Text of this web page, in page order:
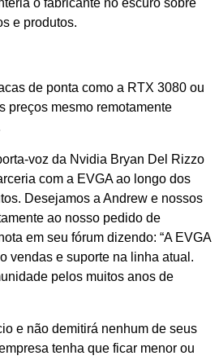
o fabricante no escuro sobre
e produtos.
de ponta como a RTX 3080 ou
preços mesmo remotamente
voz da Nvidia Bryan Del Rizzo
com a EVGA ao longo dos
Desejamos a Andrew e nossos
ao nosso pedido de
em seu fórum dizendo: “A EVGA
vendas e suporte na linha atual.
pelos muitos anos de
e não demitirá nenhum de seus
tenha que ficar menor ou